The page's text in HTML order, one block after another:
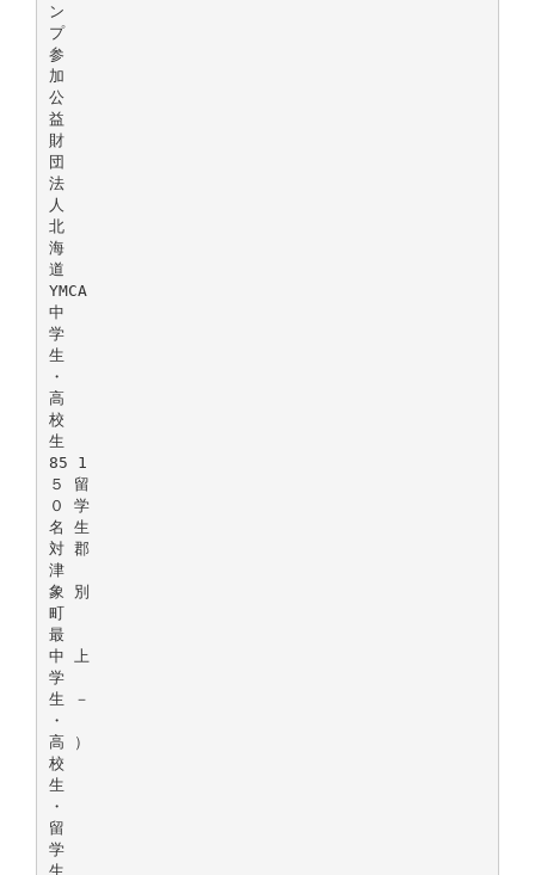
ン
プ
参
加
公
益
財
団
法
人
北
海
道
YMCA
中
学
生
・
高
校
生
85 1
５ 留
０ 学
名 生
対 郡
津
象 別
町
最
中 上
学
生 －
・
高 ）
校
生
・
留
学
生